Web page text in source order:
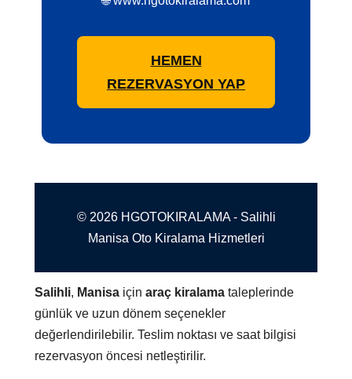
HEMEN
REZERVASYON YAP
© 2026 HGOTOKIRALAMA - Salihli
Manisa Oto Kiralama Hizmetleri
Salihli, Manisa içinaraç kiralama taleplerinde
günlük ve uzun dönem seçenekler
değerlendirilebilir. Teslim noktası ve saat bilgisi
rezervasyon öncesi netleştirilir.